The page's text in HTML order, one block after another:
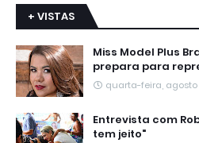
+ VISTAS
Miss Model Plus
prepara para
quarta-feira, agosto
Entrevista com
tem jeito"